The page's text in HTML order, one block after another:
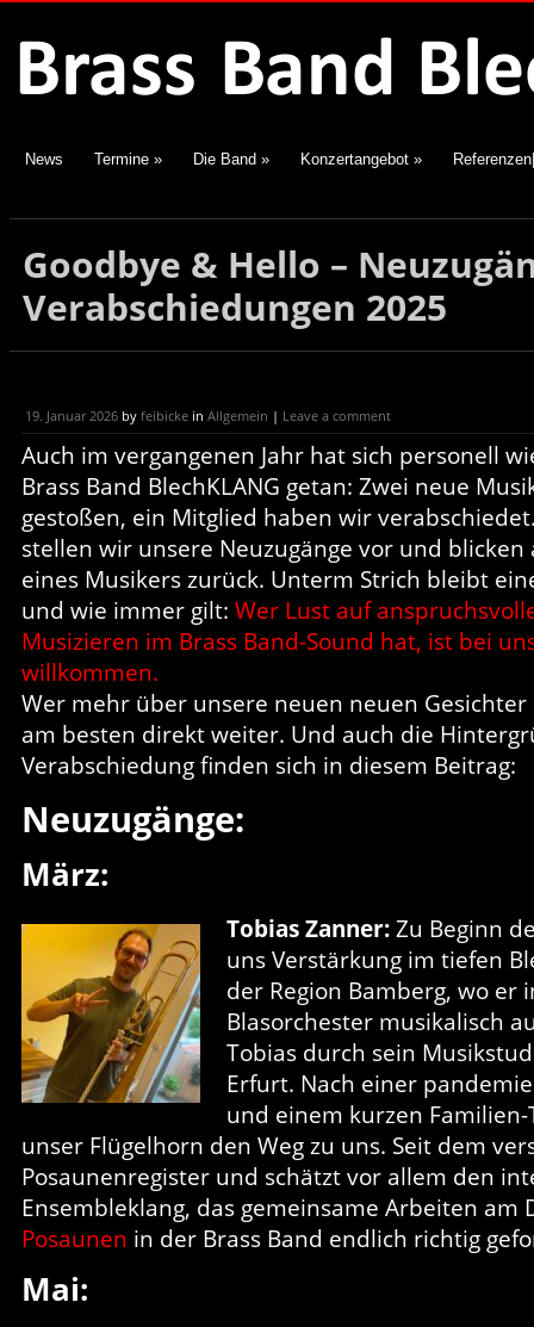
News Termine » Die Band » Konzertangebot »
Goodbye & Hello –
Verabschiedungen 2025
19. Januar 2026 by feibicke in Allgemein | Leave a comment
Auch im vergangenen Jahr hat sich personell
Brass Band BlechKLANG getan: Zwei neue
gestoßen, ein Mitglied haben wir
stellen wir unsere Neuzugänge vor und blicken
eines Musikers zurück. Unterm Strich bleibt
und wie immer gilt: Wer Lust auf
Musizieren im Brass Band-Sound hat, ist bei
willkommen.
Wer mehr über unsere neuen neuen
am besten direkt weiter. Und auch die
Verabschiedung finden sich in diesem Beitrag:
Neuzugänge:
März:
Tobias Zanner: Zu Beginn
uns Verstärkung im tiefen
der Region Bamberg, wo er
Blasorchester musikalisch
Tobias durch sein
Erfurt. Nach einer
und einem kurzen
unser Flügelhorn den Weg zu uns. Seit dem
Posaunenregister und schätzt vor allem den
Ensembleklang, das gemeinsame Arbeiten am
Posaunen in der Brass Band endlich richtig
Mai: